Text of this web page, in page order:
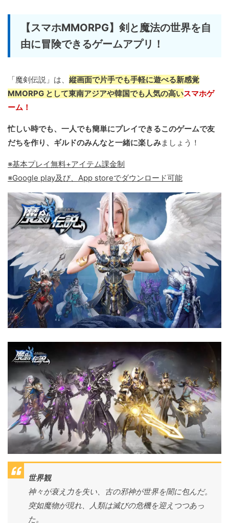
【スマホMMORPG】剣と魔法の世界を自
由に冒険できるゲームアプリ！
「魔剣伝説」は、 縦画面で片手でも手軽に遊べる新感覚
MMORPG として東南アジアや韓国でも人気の高いスマホゲ
ーム！
忙しい時でも、一人でも簡単にプレイできるこのゲームで友
だちを作り、ギルドのみんなと一緒に楽しみましょう！
※基本プレイ無料+アイテム課金制
※Google play及び、App storeでダウンロード可能
世界観
神々が衰え力を失い、古の邪神が世界を闇に包んだ。
突如魔物が現れ、人類は滅びの危機を迎えつつあっ
た。